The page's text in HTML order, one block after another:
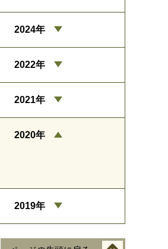
2024年
2022年
2021年
2020年
2019年